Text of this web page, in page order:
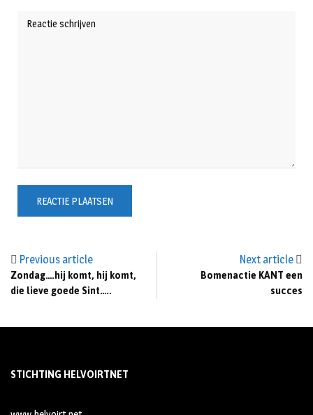
Previous article
Zondag….hij komt, hij komt,
die lieve goede Sint…..
Next article
Bomenactie KANT een
succes
STICHTING HELVOIRTNET